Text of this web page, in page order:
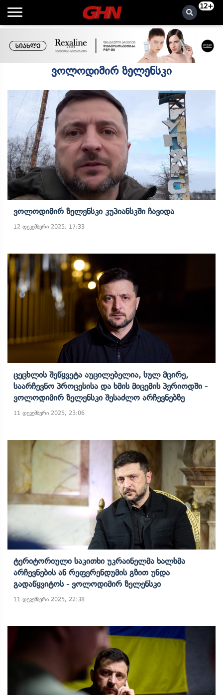
12+
ვოლოდიმირ ზელენსკი
Ვოლოდიმირ Ზელენსკი Კუპიანსკში Ჩავიდა
12 დეკემბერი 2025, 17:33
Ცეცხლის Შეწყვეტა Აუცილებელია, Სულ Მცირე,
Საარჩევნო Პროცესისა Და Ხმის Მიცემის Პერიოდში -
Ვოლოდიმირ Ზელენსკი Შესაძლო Არჩევნებზე
11 დეკემბერი 2025, 23:06
Ტერიტორიული Საკითხი Უკრაინელმა Ხალხმა
Არჩევნების Ან Რეფერენდუმის Გზით Უნდა
Გადაწყვიტოს - Ვოლოდიმირ Ზელენსკი
11 დეკემბერი 2025, 22:38